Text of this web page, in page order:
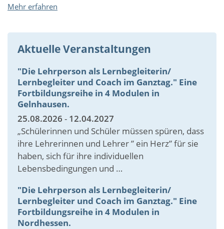
Mehr erfahren
Arolsen,
Aktuelle Veranstaltungen
"Die Lehrperson als Lernbegleiterin/
Lernbegleiter und Coach im Ganztag." Eine
Fortbildungsreihe in 4 Modulen in
Gelnhausen.
25.08.2026 - 12.04.2027
„Schülerinnen und Schüler müssen spüren, dass
ihre Lehrerinnen und Lehrer ” ein Herz” für sie
haben, sich für ihre individuellen
Lebensbedingungen und …
"Die Lehrperson als Lernbegleiterin/
Lernbegleiter und Coach im Ganztag." Eine
Fortbildungsreihe in 4 Modulen in
Nordhessen.